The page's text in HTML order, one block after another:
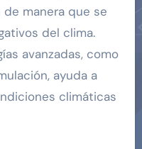
manera que se
del clima.
avanzadas, como
ayuda a
climáticas